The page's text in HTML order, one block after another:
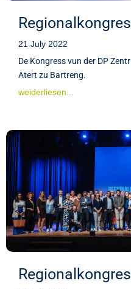
21 July 2022
De Kongress vun der DP
Atert zu Bartreng.
weiderliesen...